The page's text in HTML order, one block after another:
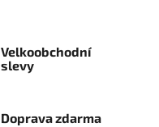
Velkoobchodní
slevy
Doprava zdarma